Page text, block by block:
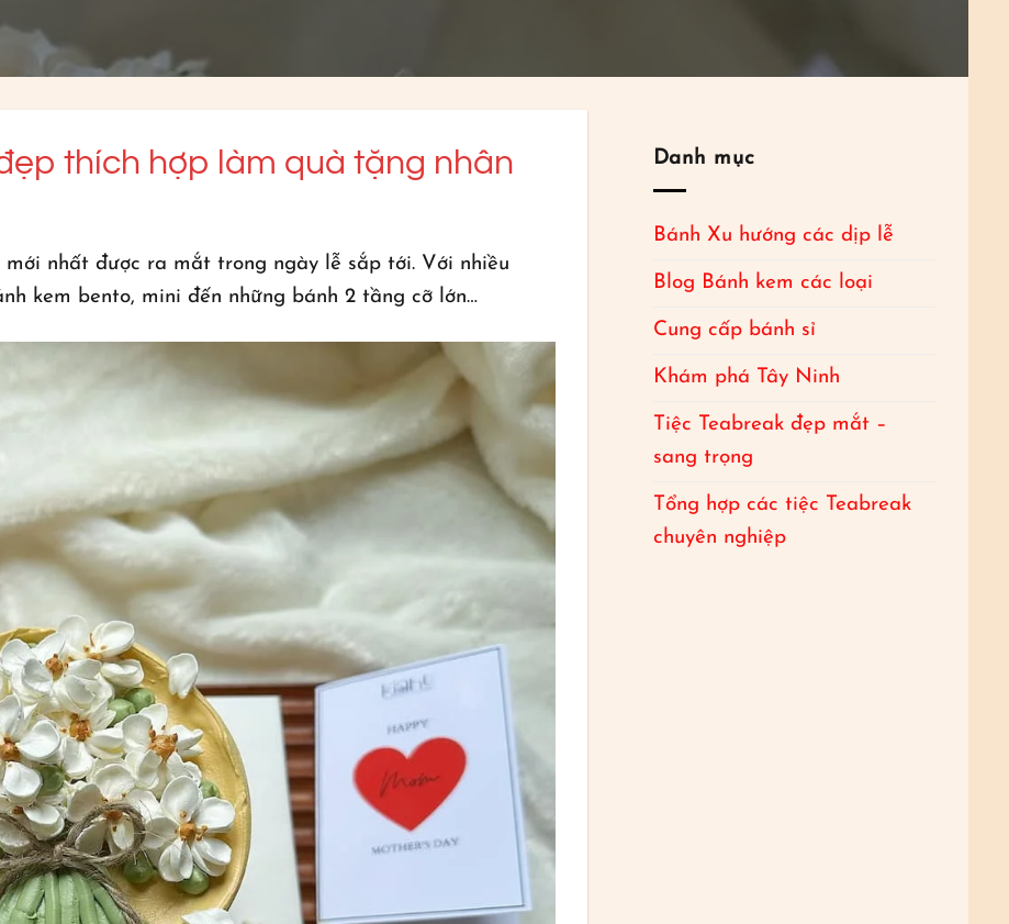
thích hợp làm quà tặng nhân
nhất được ra mắt trong ngày lễ sắp tới. Với nhiều
kem bento, mini đến những bánh 2 tầng cỡ lớn…
Danh mục
Bánh Xu hướng các dịp lễ
Blog Bánh kem các loại
Cung cấp bánh sỉ
Khám phá Tây Ninh
Tiệc Teabreak đẹp mắt –
sang trọng
Tổng hợp các tiệc Teabreak
chuyên nghiệp